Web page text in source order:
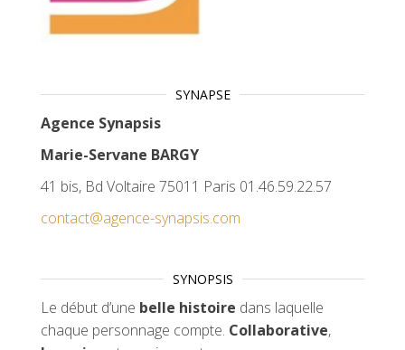
SYNAPSE
Agence Synapsis
Marie-Servane BARGY
41 bis, Bd Voltaire 75011 Paris 01.46.59.22.57
contact@agence-synapsis.com
SYNOPSIS
Le début d’une belle histoire dans laquelle
chaque personnage compte. Collaborative,